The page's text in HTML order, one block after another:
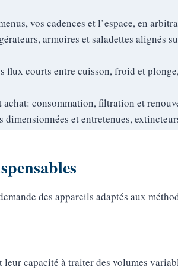
vos cadences et l’espace, en
armoires et saladettes alignés
flux courts entre cuisson, froid et
achat: consommation, filtration et
et entretenues,
des appareils adaptés aux
capacité à traiter des volumes